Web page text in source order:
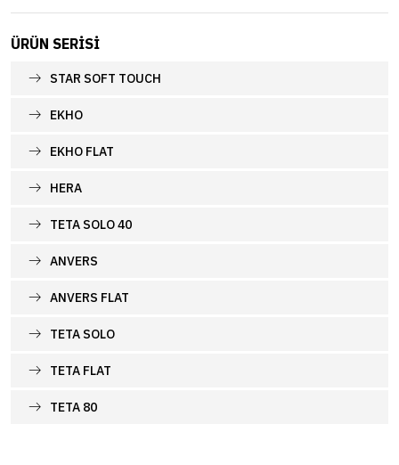
ÜRÜN SERISI
STAR SOFT TOUCH
EKHO
EKHO FLAT
HERA
TETA SOLO 40
ANVERS
ANVERS FLAT
TETA SOLO
TETA FLAT
TETA 80